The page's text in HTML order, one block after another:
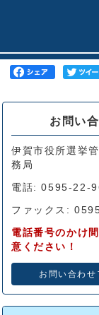
お問い
伊賀市役所選挙
務局
電話: 0595-22-
ファックス:
電話番号のかけ
意ください！
お問い合わせ